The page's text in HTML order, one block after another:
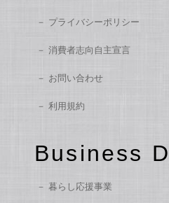
プライバシーポリシー
消費者志向自主宣言
お問い合わせ
利用規約
Business
暮らし応援事業